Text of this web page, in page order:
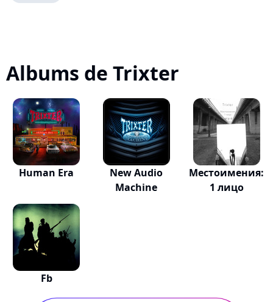
Albums de Trixter
Human Era
New Audio
Machine
Местоимения:
1 лицо
Fb